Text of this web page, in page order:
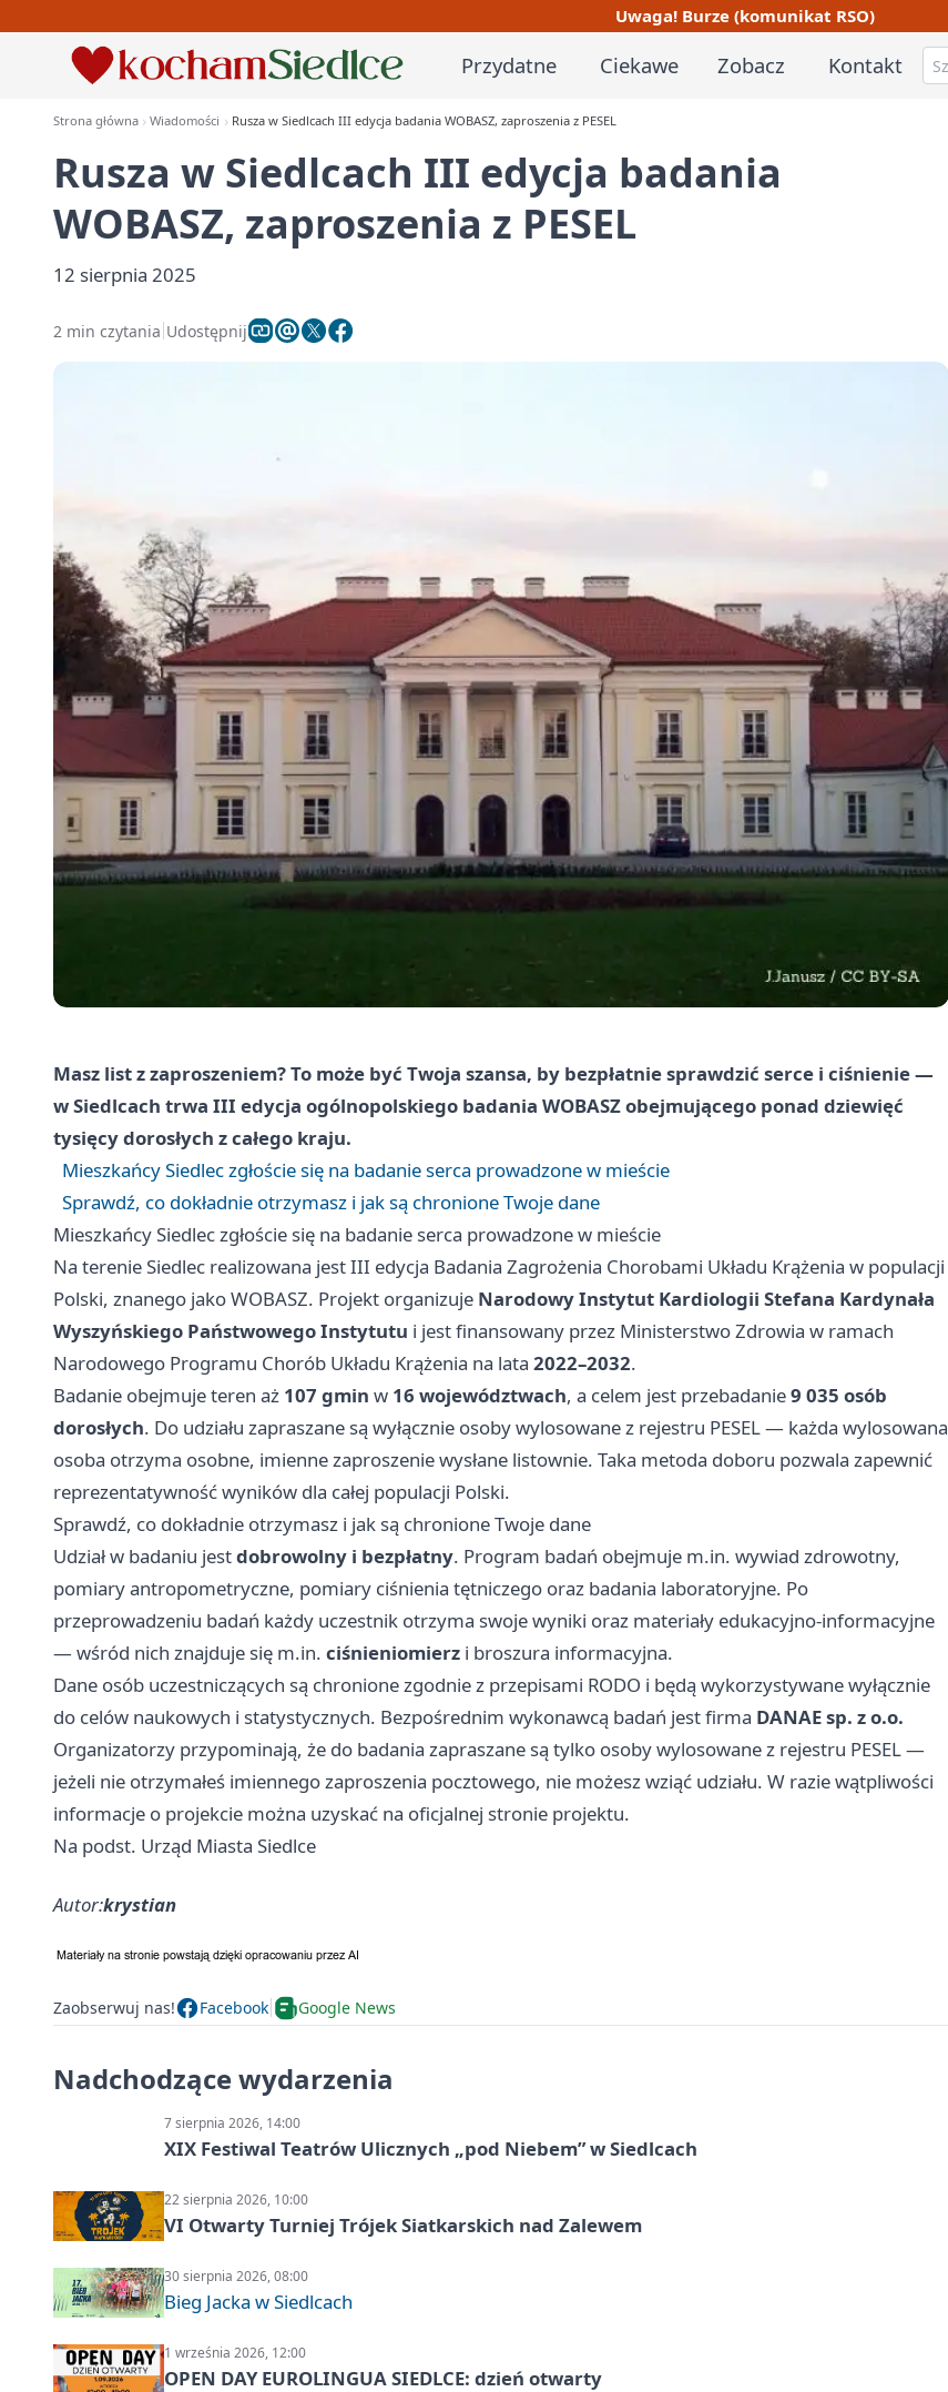
Uwaga! Burze (komunikat RSO)
Przydatne Ciekawe Zobacz Kontakt
Strona główna Wiadomości Rusza w Siedlcach III edycja badania WOBASZ, zaproszenia z PESEL
Rusza w Siedlcach III edycja badania
WOBASZ, zaproszenia z PESEL
12 sierpnia 2025
2 min czytania Udostępnij
Masz list z zaproszeniem? To może być Twoja szansa, by bezpłatnie sprawdzić serce i ciśnienie —
w Siedlcach trwa III edycja ogólnopolskiego badania WOBASZ obejmującego ponad dziewięć
tysięcy dorosłych z całego kraju.
Mieszkańcy Siedlec zgłoście się na badanie serca prowadzone w mieście
Sprawdź, co dokładnie otrzymasz i jak są chronione Twoje dane
Mieszkańcy Siedlec zgłoście się na badanie serca prowadzone w mieście
Na terenie Siedlec realizowana jest III edycja Badania Zagrożenia Chorobami Układu Krążenia w populacji
Polski, znanego jako WOBASZ. Projekt organizuje Narodowy Instytut Kardiologii Stefana Kardynała
Wyszyńskiego Państwowego Instytutu i jest finansowany przez Ministerstwo Zdrowia w ramach
Narodowego Programu Chorób Układu Krążenia na lata 2022–2032.
Badanie obejmuje teren aż 107 gmin w 16 województwach, a celem jest przebadanie9 035 osób
dorosłych. Do udziału zapraszane są wyłącznie osoby wylosowane z rejestru PESEL — każda wylosowana
osoba otrzyma osobne, imienne zaproszenie wysłane listownie. Taka metoda doboru pozwala zapewnić
reprezentatywność wyników dla całej populacji Polski.
Sprawdź, co dokładnie otrzymasz i jak są chronione Twoje dane
Udział w badaniu jestdobrowolny i bezpłatny. Program badań obejmuje m.in. wywiad zdrowotny,
pomiary antropometryczne, pomiary ciśnienia tętniczego oraz badania laboratoryjne. Po
przeprowadzeniu badań każdy uczestnik otrzyma swoje wyniki oraz materiały edukacyjno‑informacyjne
— wśród nich znajduje się m.in. ciśnieniomierz i broszura informacyjna.
Dane osób uczestniczących są chronione zgodnie z przepisami RODO i będą wykorzystywane wyłącznie
do celów naukowych i statystycznych. Bezpośrednim wykonawcą badań jest firma DANAE sp. z o.o.
Organizatorzy przypominają, że do badania zapraszane są tylko osoby wylosowane z rejestru PESEL —
jeżeli nie otrzymałeś imiennego zaproszenia pocztowego, nie możesz wziąć udziału. W razie wątpliwości
informacje o projekcie można uzyskać na oficjalnej stronie projektu.
Na podst. Urząd Miasta Siedlce
Autor:krystian
Zaobserwuj nas! Facebook Google News
Nadchodzące wydarzenia
7 sierpnia 2026, 14:00
XIX Festiwal Teatrów Ulicznych „pod Niebem” w Siedlcach
22 sierpnia 2026, 10:00
VI Otwarty Turniej Trójek Siatkarskich nad Zalewem
30 sierpnia 2026, 08:00
Bieg Jacka w Siedlcach
1 września 2026, 12:00
OPEN DAY EUROLINGUA SIEDLCE: dzień otwarty